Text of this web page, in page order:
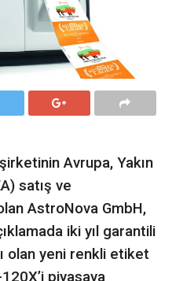
Avrupa, Yakın
satış ve
AstroNova GmbH,
iki yıl garantili
olan yeni renkli etiket
piyasaya